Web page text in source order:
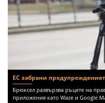
ЕС забрани
Брюксел развързва ръцете на
приложения като Waze и Google